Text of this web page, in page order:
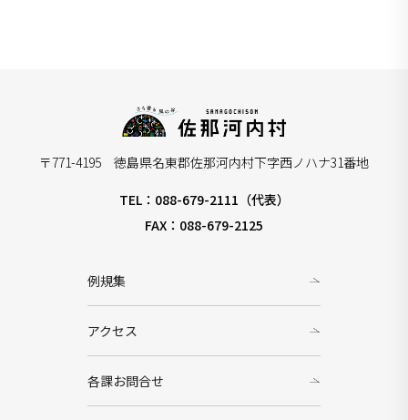
〒771-4195 徳島県名東郡佐那河内村下字西ノハナ31番地
TEL：088-679-2111（代表）
FAX：088-679-2125
例規集
アクセス
各課お問合せ